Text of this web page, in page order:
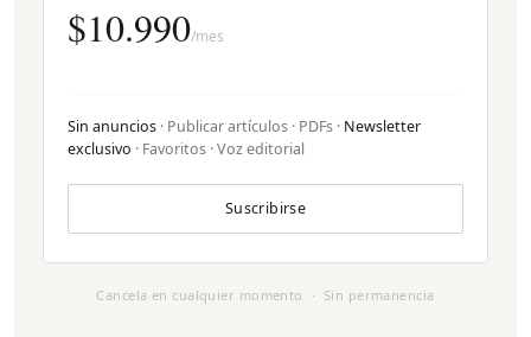
$10.990/mes
Sin anuncios · Publicar artículos · PDFs · Newsletter
exclusivo · Favoritos · Voz editorial
Suscribirse
Cancela en cualquier momento · Sin permanencia